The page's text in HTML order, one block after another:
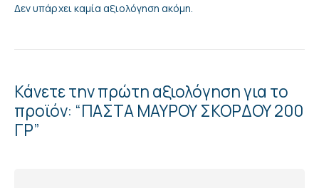
Δεν υπάρχει καμία αξιολόγηση ακόμη.
Κάνετε την πρώτη αξιολόγηση για το
προϊόν: “ΠΑΣΤΑ ΜΑΥΡΟΥ ΣΚΟΡΔΟΥ 200
ΓΡ”